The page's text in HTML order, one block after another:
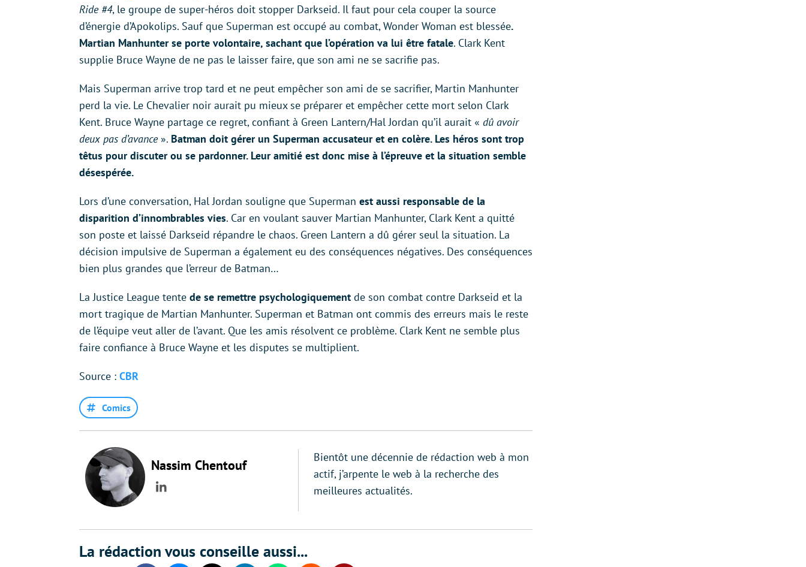
Ride #4, le groupe de super-héros doit stopper Darkseid. Il faut pour cela couper la source
d’énergie d’Apokolips. Sauf que Superman est occupé au combat, Wonder Woman est blessée.
Martian Manhunter se porte volontaire, sachant que l’opération va lui être fatale. Clark Kent
supplie Bruce Wayne de ne pas le laisser faire, que son ami ne se sacrifie pas.
Mais Superman arrive trop tard et ne peut empêcher son ami de se sacrifier, Martin Manhunter
perd la vie. Le Chevalier noir aurait pu mieux se préparer et empêcher cette mort selon Clark
Kent. Bruce Wayne partage ce regret, confiant à Green Lantern/Hal Jordan qu’il aurait « dû avoir
deux pas d’avance ». Batman doit gérer un Superman accusateur et en colère. Les héros sont trop
têtus pour discuter ou se pardonner. Leur amitié est donc mise à l’épreuve et la situation semble
désespérée.
Lors d’une conversation, Hal Jordan souligne que Superman est aussi responsable de la
disparition d’innombrables vies. Car en voulant sauver Martian Manhunter, Clark Kent a quitté
son poste et laissé Darkseid répandre le chaos. Green Lantern a dû gérer seul la situation. La
décision impulsive de Superman a également eu des conséquences négatives. Des conséquences
bien plus grandes que l’erreur de Batman…
La Justice League tente de se remettre psychologiquement de son combat contre Darkseid et la
mort tragique de Martian Manhunter. Superman et Batman ont commis des erreurs mais le reste
de l’équipe veut aller de l’avant. Que les amis résolvent ce problème. Clark Kent ne semble plus
faire confiance à Bruce Wayne et les disputes se multiplient.
Source : CBR
Comics
Nassim Chentouf
LinkedIn
Bientôt une décennie de rédaction web à mon
actif, j’arpente le web à la recherche des
meilleures actualités.
La rédaction vous conseille aussi...